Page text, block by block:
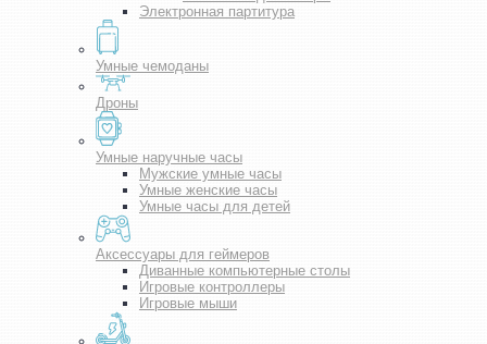
Электронная партитура
Умные чемоданы
Дроны
Умные наручные часы
Мужские умные часы
Умные женские часы
Умные часы для детей
Аксессуары для геймеров
Диванные компьютерные столы
Игровые контроллеры
Игровые мыши